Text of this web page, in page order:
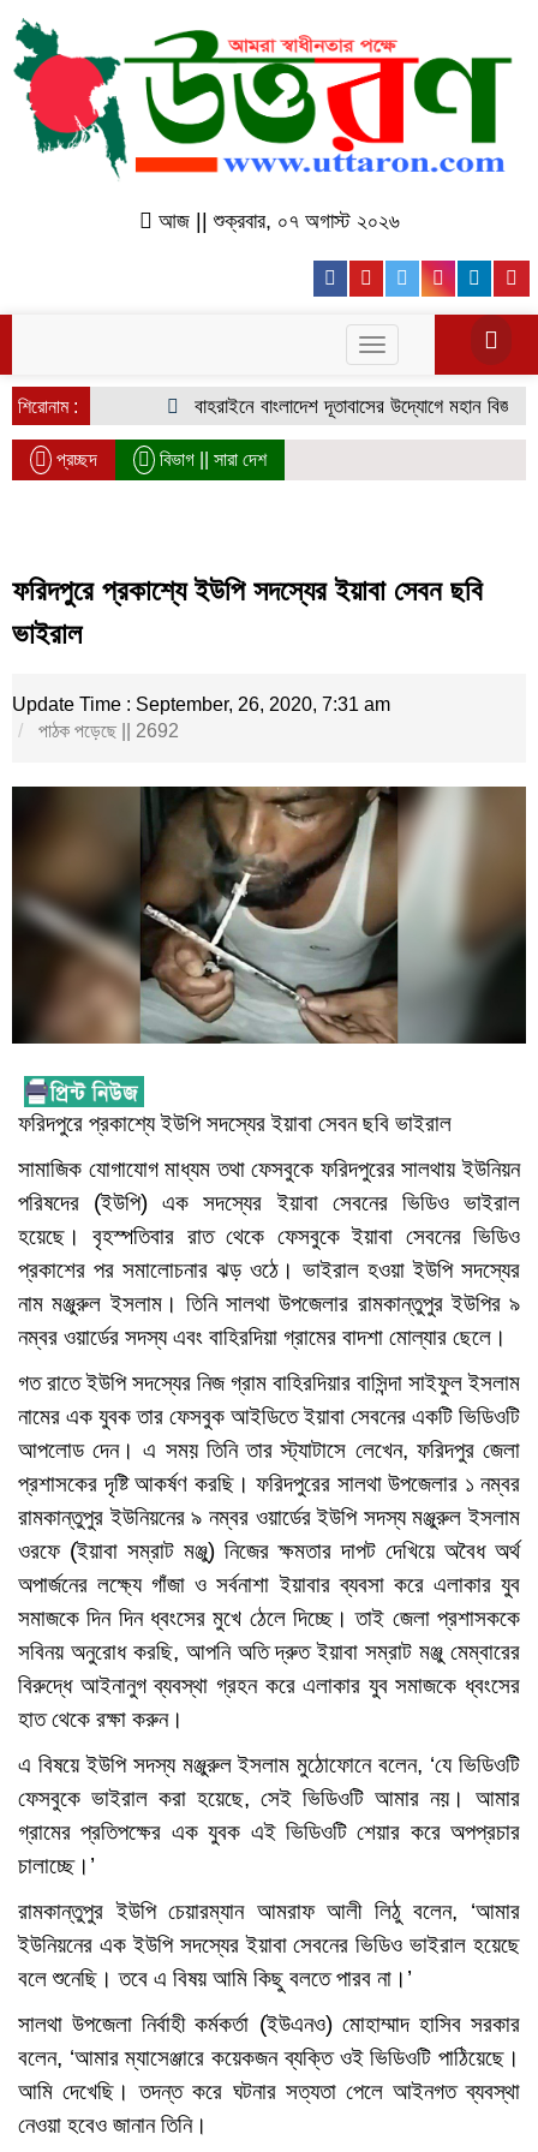
আজ || শুক্রবার, ০৭ অগাস্ট ২০২৬
Facebook
YoutubeTwitter
Toggle
navigation
শিরোনাম :
বাহরাইনে বাংলাদেশ দূতাবাসের উদ্যোগে মহান বিজয় দিবস
প্রচ্ছদ বিভাগ || সারা দেশ
ফরিদপুরে প্রকাশ্যে ইউপি সদস্যের ইয়াবা সেবন ছবি
ভাইরাল
Update Time : September, 26, 2020, 7:31 am
পাঠক পড়েছে || 2692
ফরিদপুরে প্রকাশ্যে ইউপি সদস্যের ইয়াবা সেবন ছবি ভাইরাল
সামাজিক যোগাযোগ মাধ্যম তথা ফেসবুকে ফরিদপুরের সালথায় ইউনিয়ন
পরিষদের (ইউপি) এক সদস্যের ইয়াবা সেবনের ভিডিও ভাইরাল
হয়েছে। বৃহস্পতিবার রাত থেকে ফেসবুকে ইয়াবা সেবনের ভিডিও
প্রকাশের পর সমালোচনার ঝড় ওঠে। ভাইরাল হওয়া ইউপি সদস্যের
নাম মঞ্জুরুল ইসলাম। তিনি সালথা উপজেলার রামকান্তুপুর ইউপির ৯
নম্বর ওয়ার্ডের সদস্য এবং বাহিরদিয়া গ্রামের বাদশা মোল্যার ছেলে।
গত রাতে ইউপি সদস্যের নিজ গ্রাম বাহিরদিয়ার বাসিন্দা সাইফুল ইসলাম
নামের এক যুবক তার ফেসবুক আইডিতে ইয়াবা সেবনের একটি ভিডিওটি
আপলোড দেন। এ সময় তিনি তার স্ট্যাটাসে লেখেন, ফরিদপুর জেলা
প্রশাসকের দৃষ্টি আকর্ষণ করছি। ফরিদপুরের সালথা উপজেলার ১ নম্বর
রামকান্তুপুর ইউনিয়নের ৯ নম্বর ওয়ার্ডের ইউপি সদস্য মঞ্জুরুল ইসলাম
ওরফে (ইয়াবা সম্রাট মঞ্জু) নিজের ক্ষমতার দাপট দেখিয়ে অবৈধ অর্থ
অপার্জনের লক্ষ্যে গাঁজা ও সর্বনাশা ইয়াবার ব্যবসা করে এলাকার যুব
সমাজকে দিন দিন ধ্বংসের মুখে ঠেলে দিচ্ছে। তাই জেলা প্রশাসককে
সবিনয় অনুরোধ করছি, আপনি অতি দ্রুত ইয়াবা সম্রাট মঞ্জু মেম্বারের
বিরুদ্ধে আইনানুগ ব্যবস্থা গ্রহন করে এলাকার যুব সমাজকে ধ্বংসের
হাত থেকে রক্ষা করুন।
এ বিষয়ে ইউপি সদস্য মঞ্জুরুল ইসলাম মুঠোফোনে বলেন, ‘যে ভিডিওটি
ফেসবুকে ভাইরাল করা হয়েছে, সেই ভিডিওটি আমার নয়। আমার
গ্রামের প্রতিপক্ষের এক যুবক এই ভিডিওটি শেয়ার করে অপপ্রচার
চালাচ্ছে।’
রামকান্তুপুর ইউপি চেয়ারম্যান আমরাফ আলী লিঠু বলেন, ‘আমার
ইউনিয়নের এক ইউপি সদস্যের ইয়াবা সেবনের ভিডিও ভাইরাল হয়েছে
বলে শুনেছি। তবে এ বিষয় আমি কিছু বলতে পারব না।’
সালথা উপজেলা নির্বাহী কর্মকর্তা (ইউএনও) মোহাম্মাদ হাসিব সরকার
বলেন, ‘আমার ম্যাসেঞ্জারে কয়েকজন ব্যক্তি ওই ভিডিওটি পাঠিয়েছে।
আমি দেখেছি। তদন্ত করে ঘটনার সত্যতা পেলে আইনগত ব্যবস্থা
নেওয়া হবেও জানান তিনি।